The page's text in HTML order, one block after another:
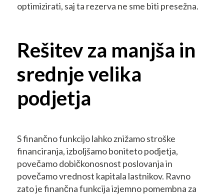
optimizirati, saj ta rezerva ne sme biti presežna.
Rešitev za manjša in
srednje velika
podjetja
S finančno funkcijo lahko znižamo stroške
financiranja, izboljšamo boniteto podjetja,
povečamo dobičkonosnost poslovanja in
povečamo vrednost kapitala lastnikov. Ravno
zato je finančna funkcija izjemno pomembna za